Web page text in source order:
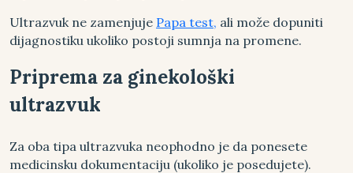
Ultrazvuk ne zamenjuje Papa test, ali može dopuniti
dijagnostiku ukoliko postoji sumnja na promene.
Priprema za ginekološki
ultrazvuk
Za oba tipa ultrazvuka neophodno je da ponesete
medicinsku dokumentaciju (ukoliko je posedujete).